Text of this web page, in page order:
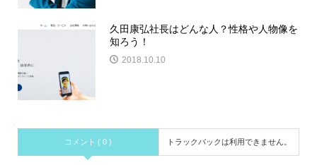
久田康弘社長はどんな人？性格や人物像を
知ろう！
2018.10.10
コメント ( 0 ) トラックバックは利用できません。